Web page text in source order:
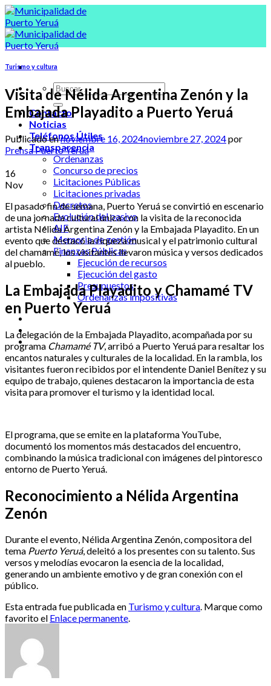
Skip
to
content
Contacto
Noticias
Teléfonos Útiles
Transparencia
Ordenanzas
Concurso de precios
Licitaciones Públicas
Licitaciones privadas
Decretos
Evolución del pasivo
AIF
Memoria de gestión
Finanzas Públicas
Ejecución de recursos
Ejecución del gasto
Presupuestos
Ordenanzas impositivas
Turismo y cultura
Visita de Nélida Argentina Zenón y la
Embajada Playadito a Puerto Yeruá
Publicado ennoviembre 16, 2024noviembre 27, 2024por
Prensa Puerto Yeruá
16
Nov
El pasado fin de semana, Puerto Yeruá se convirtió en escenario
de una jornada cultural única con la visita de la reconocida
artista Nélida Argentina Zenón y la Embajada Playadito. En un
evento que destacó la riqueza musical y el patrimonio cultural
del chamamé, los visitantes llevaron música y versos dedicados
al pueblo.
La Embajada Playadito y Chamamé TV
en Puerto Yeruá
La delegación de la Embajada Playadito, acompañada por su
programa Chamamé TV, arribó a Puerto Yeruá para resaltar los
encantos naturales y culturales de la localidad. En la rambla, los
visitantes fueron recibidos por el intendente Daniel Benítez y su
equipo de trabajo, quienes destacaron la importancia de esta
visita para promover el turismo y la identidad local.
El programa, que se emite en la plataforma YouTube,
documentó los momentos más destacados del encuentro,
combinando la música tradicional con imágenes del pintoresco
entorno de Puerto Yeruá.
Reconocimiento a Nélida Argentina
Zenón
Durante el evento, Nélida Argentina Zenón, compositora del
tema Puerto Yeruá, deleitó a los presentes con su talento. Sus
versos y melodías evocaron la esencia de la localidad,
generando un ambiente emotivo y de gran conexión con el
público.
Esta entrada fue publicada en Turismo y cultura. Marque como
favorito el Enlace permanente.